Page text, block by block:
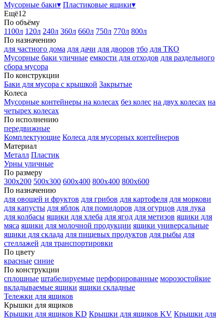
Мусорные баки▾ Пластиковые ящики▾
Ещё12
По объёму
1100л 120л 240л 360л 660л 750л 770л 800л
По назначению
для частного дома для дачи для дворов тбо для ТКО
Мусорные баки уличные емкости для отходов для раздельного
сбора мусора
По конструкции
Баки для мусора с крышкой Закрытые
Колеса
Мусорные контейнеры на колесах без колес на двух колесах на
четырех колесах
По исполнению
передвижные
Комплектующие Колеса для мусорных контейнеров
Материал
Металл Пластик
Урны уличные
По размеру
300х200 500х300 600х400 800х400 800х600
По назначению
для овощей и фруктов для грибов для картофеля для моркови
для капусты для яблок для помидоров для огурцов для лука
для колбасы ящики для хлеба для ягод для метизов ящики для
мяса ящики для молочной продукции ящики универсальные
ящики для склада для пищевых продуктов для рыбы для
стеллажей для транспортировки
По цвету
красные синие
По конструкции
сплошные штабелируемые перфорированные морозостойкие
вкладываемые ящики ящики складные
Тележки для ящиков
Крышки для ящиков
Крышки для ящиков KD Крышки для ящиков KV Крышки для